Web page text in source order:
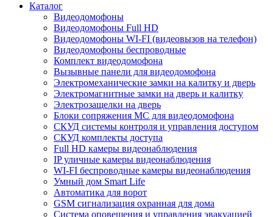
Каталог
Видеодомофоны
Видеодомофоны Full HD
Видеодомофоны WI-FI (видеовызов на телефон)
Видеодомофоны беспроводные
Комплект видеодомофона
Вызывные панели для видеодомофона
Электромеханические замки на калитку и дверь
Электромагнитные замки на дверь и калитку
Электрозащелки на дверь
Блоки сопряжения МС для видеодомофона
СКУД системы контроля и управления доступом
СКУД комплекты доступа
Full HD камеры видеонаблюдения
IP уличные камеры видеонаблюдения
WI-FI беспроводные камеры видеонаблюдения
Умный дом Smart Life
Автоматика для ворот
GSM сигнализация охранная для дома
Cистема оповещения и управления эвакуацией